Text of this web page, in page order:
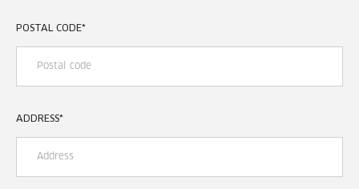
POSTAL CODE*
ADDRESS*